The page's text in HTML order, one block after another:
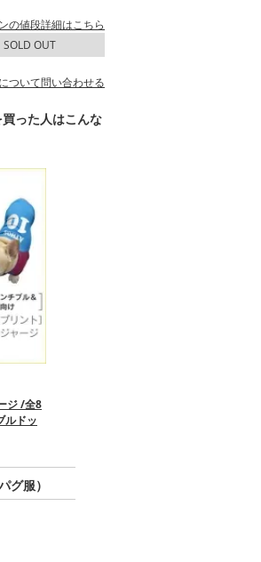
の値段詳細はこちら
SOLD OUT
ついて問い合わせる
った人はこんな
ジ /全8
ルドッ
グ服）